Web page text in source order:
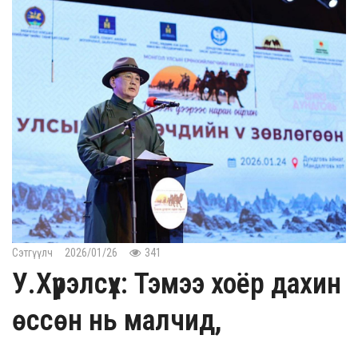
Сэтгүүлч 2026/01/26 341
У.Хүрэлсүх: Тэмээ хоёр дахин
өссөн нь малчид,